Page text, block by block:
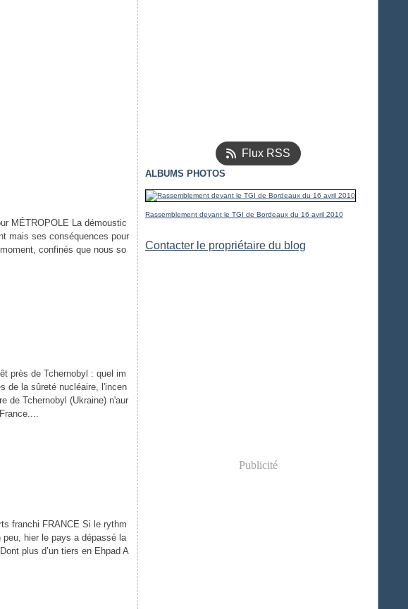
MÉTROPOLE La démoustic
mais ses conséquences pour
confinés que nous so
près de Tchernobyl : quel im
de la sûreté nucléaire, l'incen
de Tchernobyl (Ukraine) n'aur
franchi FRANCE Si le rythm
hier le pays a dépassé la
plus d’un tiers en Ehpad A
Flux RSS
ALBUMS PHOTOS
Rassemblement devant le TGI de Bordeaux du 16 avril 2010
Contacter le propriétaire du blog
Publicité